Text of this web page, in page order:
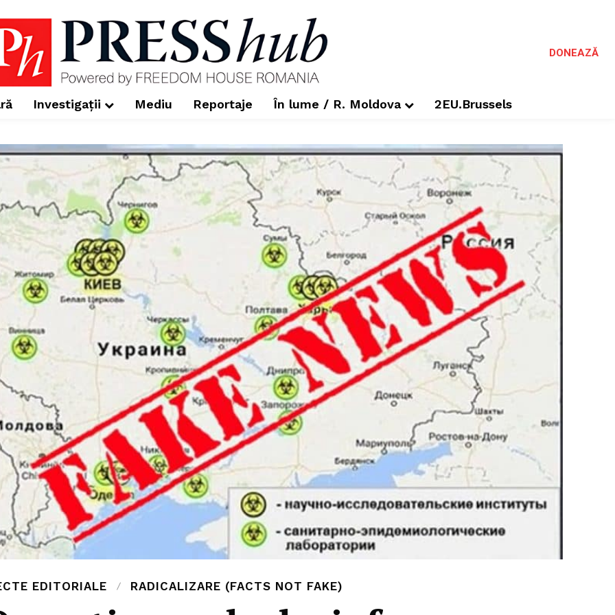
DONEAZĂ
Investigații Mediu Reportaje În lume / R. Moldova 2EU.Brussels
EDITORIALE RADICALIZARE (FACTS NOT FAKE)